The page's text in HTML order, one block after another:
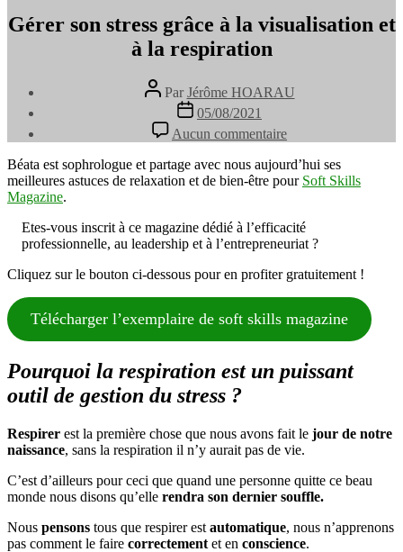
Gérer son stress grâce à la visualisation et
à la respiration
Auteur
de
l’article
Par Jérôme HOARAU
Date
l’article
05/08/2021
Aucun commentaire
Gérer
son
stress
la
visualisation
à
Béata est sophrologue et partage avec nous aujourd’hui ses
meilleures astuces de relaxation et de bien-être pour Soft Skills
Magazine.
Etes-vous inscrit à ce magazine dédié à l’efficacité
professionnelle, au leadership et à l’entrepreneuriat ?
Cliquez sur le bouton ci-dessous pour en profiter gratuitement !
Télécharger l’exemplaire de soft skills magazine
Pourquoi la respiration est un puissant
outil de gestion du stress ?
Respirer est la première chose que nous avons fait le jour de notre
naissance, sans la respiration il n’y aurait pas de vie.
C’est d’ailleurs pour ceci que quand une personne quitte ce beau
monde nous disons qu’elle rendra son dernier souffle.
Nous pensons tous que respirer est automatique, nous n’apprenons
pas comment le faire correctement et en conscience.